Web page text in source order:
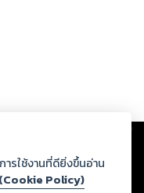
รากฏว่าละเมิดสิทธิใน
ยและศีลธรรม ดังนั้น ผู้อ่าน
เอง และหากท่านพบว่าส่วน
รใช้งานที่ดียิ่งขึ้นอ่าน
Policy)